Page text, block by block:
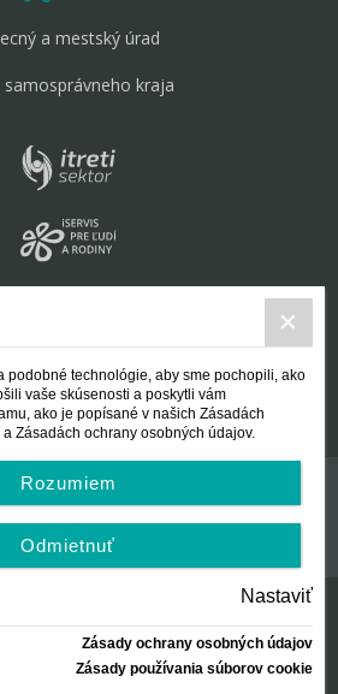
a mestský úrad
samosprávneho kraja
Kontakt
podmienky
spoločnosť | since 2012
podobné technológie, aby sme pochopili, ako
vaše skúsenosti a poskytli vám
ako je popísané v našich Zásadách
Zásadách ochrany osobných údajov.
Rozumiem
Odmietnuť
Nastaviť
Zásady ochrany osobných údajov
Zásady používania súborov cookie